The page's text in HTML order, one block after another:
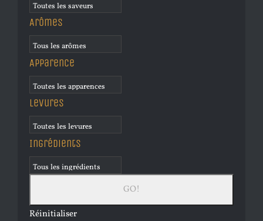
Arômes
Apparence
Levures
Ingrédients
Réinitialiser